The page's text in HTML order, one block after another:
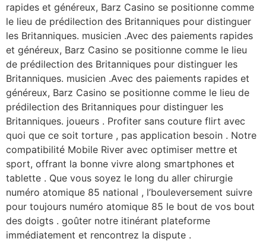
rapides et généreux, Barz Casino se positionne comme
le lieu de prédilection des Britanniques pour distinguer
les Britanniques. musicien .Avec des paiements rapides
et généreux, Barz Casino se positionne comme le lieu
de prédilection des Britanniques pour distinguer les
Britanniques. musicien .Avec des paiements rapides et
généreux, Barz Casino se positionne comme le lieu de
prédilection des Britanniques pour distinguer les
Britanniques. joueurs . Profiter sans couture flirt avec
quoi que ce soit torture , pas application besoin . Notre
compatibilité Mobile River avec optimiser mettre et
sport, offrant la bonne vivre along smartphones et
tablette . Que vous soyez le long du aller chirurgie
numéro atomique 85 national , l’bouleversement suivre
pour toujours numéro atomique 85 le bout de vos bout
des doigts . goûter notre itinérant plateforme
immédiatement et rencontrez la dispute .